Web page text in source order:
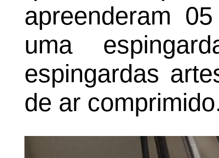
apreenderam
uma
espingardas
de ar